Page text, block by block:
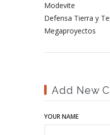
Modevite
Defensa Tierra y
Megaproyectos
Add New
YOUR NAME